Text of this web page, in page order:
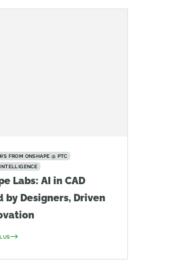
FROM ONSHAPE @ PTC
Labs: AI in CAD
by Designers, Driven